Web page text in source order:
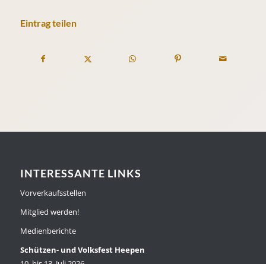
Eintrag teilen
INTERESSANTE LINKS
Vorverkaufsstellen
Mitglied werden!
Medienberichte
Schützen- und Volksfest Heepen